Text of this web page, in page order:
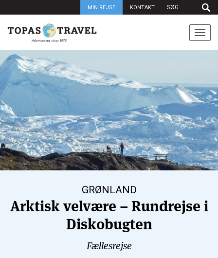
MIN REJSE KONTAKT
GRØNLAND
Arktisk velvære – Rundrejse i
Diskobugten
Fællesrejse